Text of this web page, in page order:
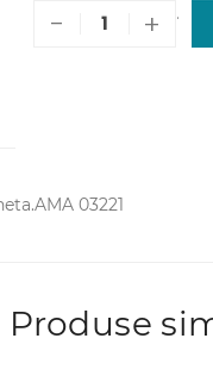
- + .
03221
Produse